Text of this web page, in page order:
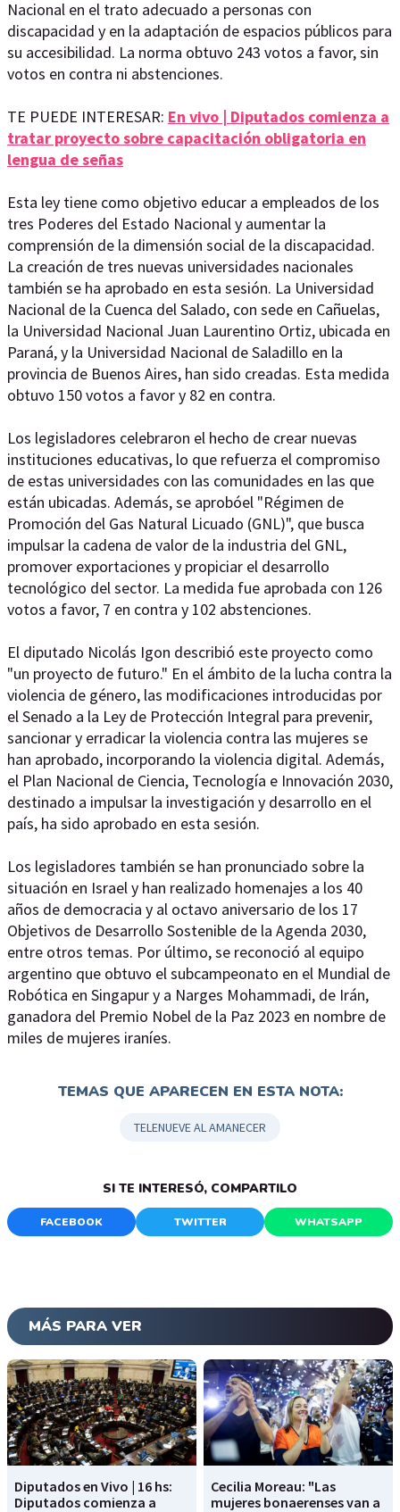
Nacional en el trato adecuado a personas con
discapacidad y en la adaptación de espacios públicos para
su accesibilidad. La norma obtuvo 243 votos a favor, sin
votos en contra ni abstenciones.
TE PUEDE INTERESAR: En vivo | Diputados comienza a
tratar proyecto sobre capacitación obligatoria en
lengua de señas
Esta ley tiene como objetivo educar a empleados de los
tres Poderes del Estado Nacional y aumentar la
comprensión de la dimensión social de la discapacidad.
La creación de tres nuevas universidades nacionales
también se ha aprobado en esta sesión. La Universidad
Nacional de la Cuenca del Salado, con sede en Cañuelas,
la Universidad Nacional Juan Laurentino Ortiz, ubicada en
Paraná, y la Universidad Nacional de Saladillo en la
provincia de Buenos Aires, han sido creadas. Esta medida
obtuvo 150 votos a favor y 82 en contra.
Los legisladores celebraron el hecho de crear nuevas
instituciones educativas, lo que refuerza el compromiso
de estas universidades con las comunidades en las que
están ubicadas. Además, se aprobóel "Régimen de
Promoción del Gas Natural Licuado (GNL)", que busca
impulsar la cadena de valor de la industria del GNL,
promover exportaciones y propiciar el desarrollo
tecnológico del sector. La medida fue aprobada con 126
votos a favor, 7 en contra y 102 abstenciones.
El diputado Nicolás Igon describió este proyecto como
"un proyecto de futuro." En el ámbito de la lucha contra la
violencia de género, las modificaciones introducidas por
el Senado a la Ley de Protección Integral para prevenir,
sancionar y erradicar la violencia contra las mujeres se
han aprobado, incorporando la violencia digital. Además,
el Plan Nacional de Ciencia, Tecnología e Innovación 2030,
destinado a impulsar la investigación y desarrollo en el
país, ha sido aprobado en esta sesión.
Los legisladores también se han pronunciado sobre la
situación en Israel y han realizado homenajes a los 40
años de democracia y al octavo aniversario de los 17
Objetivos de Desarrollo Sostenible de la Agenda 2030,
entre otros temas. Por último, se reconoció al equipo
argentino que obtuvo el subcampeonato en el Mundial de
Robótica en Singapur y a Narges Mohammadi, de Irán,
ganadora del Premio Nobel de la Paz 2023 en nombre de
miles de mujeres iraníes.
TEMAS QUE APARECEN EN ESTA NOTA:
TELENUEVE AL AMANECER
SI TE INTERESÓ, COMPARTILO
FACEBOOK TWITTER WHATSAPP
MÁS PARA VER
Diputados en Vivo | 16 hs:
Diputados comienza a
Cecilia Moreau: "Las
mujeres bonaerenses van a